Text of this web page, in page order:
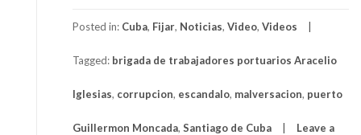
Posted in: Cuba, Fijar, Noticias, Video, Videos
Tagged: brigada de trabajadores portuarios Aracelio
Iglesias, corrupcion, escandalo, malversacion, puerto
Guillermon Moncada, Santiago de Cuba Leave a